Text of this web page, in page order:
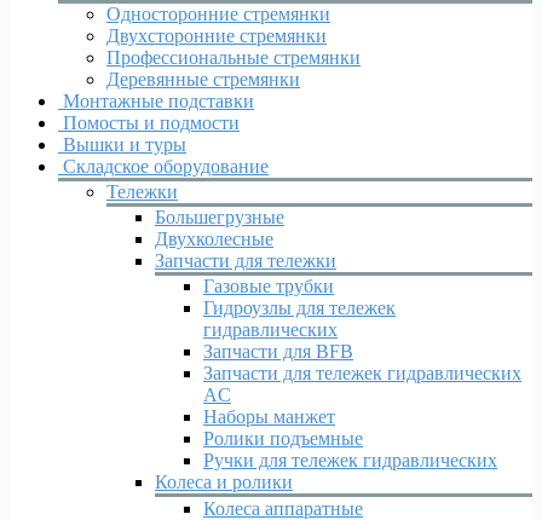
Односторонние стремянки
Двухсторонние стремянки
Профессиональные стремянки
Деревянные стремянки
Монтажные подставки
Помосты и подмости
Вышки и туры
Складское оборудование
Тележки
Большегрузные
Двухколесные
Запчасти для тележки
Газовые трубки
Гидроузлы для тележек
гидравлических
Запчасти для BFB
Запчасти для тележек гидравлических
AC
Наборы манжет
Ролики подъемные
Ручки для тележек гидравлических
Колеса и ролики
Колеса аппаратные